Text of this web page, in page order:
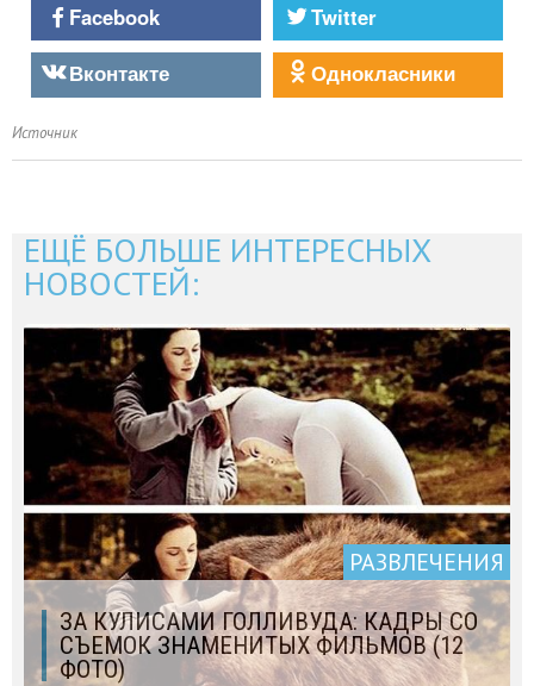
Facebook
Twitter
Вконтакте
Однокласники
Источник
ЕЩЁ БОЛЬШЕ ИНТЕРЕСНЫХ
НОВОСТЕЙ:
РАЗВЛЕЧЕНИЯ
ЗА КУЛИСАМИ ГОЛЛИВУДА: КАДРЫ СО
СЪЕМОК ЗНАМЕНИТЫХ ФИЛЬМОВ (12
ФОТО)